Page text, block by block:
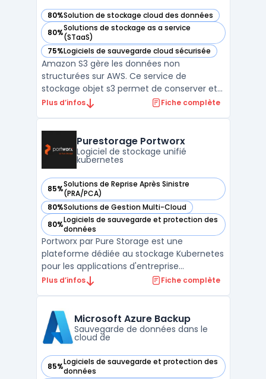
80%Solution de stockage cloud des données
— voir Amazon S3 dans cette catégorie
80%Solutions de stockage as a service
(STaaS)
— voir Amazon S3 dans cette catégorie
75%Logiciels de sauvegarde cloud sécurisée
— voir Amazon S3 dans cette catégorie
Amazon S3 gère les données non
structurées sur AWS. Ce service de
stockage objet s3 permet de conserver et
récupérer tout volume de fichiers. Les
conception garantit une durabilité élevée,
répondant aux besoins infor ...
Plus d’infos Fiche complète
Purestorage Portworx
Logiciel de stockage unifié
kubernetes
85%Solutions de Reprise Après Sinistre
(PRA/PCA)
— voir Purestorage Portworx dans cette catégorie
80%Solutions de Gestion Multi-Cloud
— voir Purestorage Portworx dans cette catégorie
80%Logiciels de sauvegarde et protection des
données
— voir Purestorage Portworx dans cette catégorie
Portworx par Pure Storage est une
plateforme dédiée au stockage Kubernetes
pour les applications d'entreprise
modernes. Elle offre la possibilité d'exécuter
cloud, tout en étant compatible avec
toutes les plateformes ...
Plus d’infos Fiche complète
Microsoft Azure Backup
Sauvegarde de données dans le
cloud de
85%Logiciels de sauvegarde et protection des
données
— voir Microsoft Azure Backup dans cette catégorie